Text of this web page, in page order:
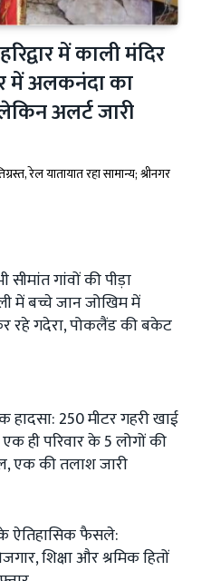
में काली मंदिर
में अलकनंदा का
अलर्ट जारी
रेल यातायात रहा सामान्य; श्रीनगर
सीमांत गांवों की पीड़ा
में बच्चे जान जोखिम में
रहे गदेरा, पोकलैंड की बकेट
हादसा: 250 मीटर गहरी खाई
एक ही परिवार के 5 लोगों की
एक की तलाश जारी
ऐतिहासिक फैसले:
शिक्षा और श्रमिक हितों